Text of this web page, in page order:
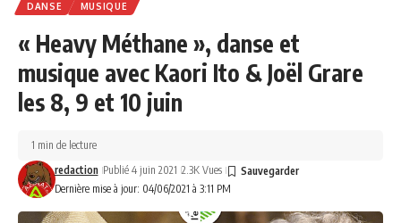
DANSE MUSIQUE
« Heavy Méthane », danse et
musique avec Kaori Ito & Joël Grare
les 8, 9 et 10 juin
Dernière mise à jour: 04/06/2021 à 3:11 PM
redaction Publié 4 juin 2021 2.3K Vues
1 min de lecture